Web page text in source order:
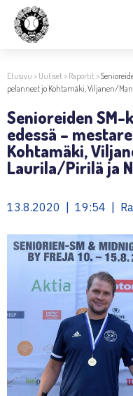
Etusivu > Uutiset> Raportit>
pelanneet jo Kohtamäki, Viljanen/
Senioreiden
edessä –
Kohtamäki,
Laurila/Pirilä ja
13.8.2020 | 19:54 |